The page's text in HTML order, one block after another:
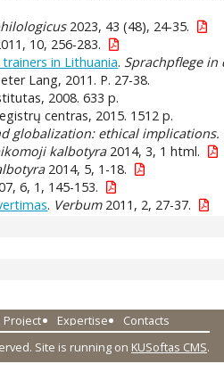
2023, 43 (48), 24-35.
10, 256-283.
in Lithuania. Sprachpflege
Lang, 2011. P. 27-38.
2008. 633 p.
centras, 2015. 1512 p.
globalization: ethical implications.
kalbotyra2014, 3, 1 html.
2014, 5, 1-18.
6, 1, 145-153.
. Verbum2011, 2, 27-37.
Project Expertise
Contacts
Site is running on KUSoftas CMS.